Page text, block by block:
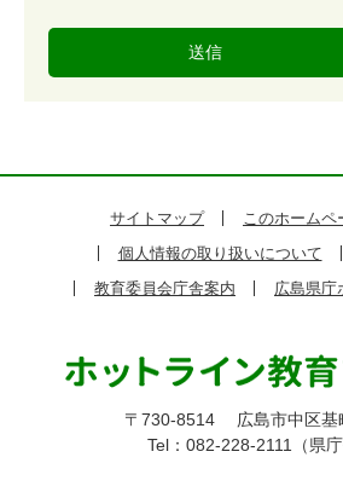
サイトマップ
このホームペ
個人情報の取り扱いについて
教育委員会庁舎案内
広島県庁
〒730-8514
広島市中区
Tel：082-228-2111（県庁